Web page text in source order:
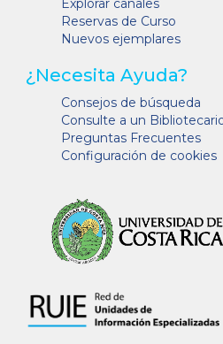
Explorar canales
Reservas de Curso
Nuevos ejemplares
¿Necesita Ayuda?
Consejos de búsqueda
Consulte a un
Preguntas Frecuentes
Configuración de cookies